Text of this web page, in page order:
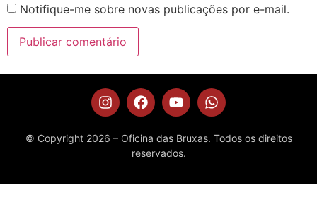
Notifique-me sobre novas publicações por e-mail.
© Copyright 2026 – Oficina das Bruxas. Todos os direitos
reservados.